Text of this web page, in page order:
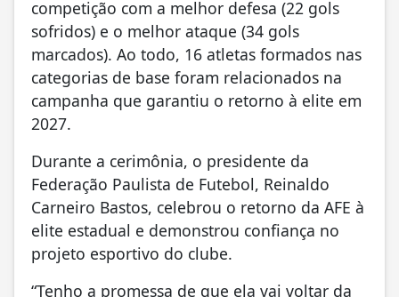
competição com a melhor defesa (22 gols
sofridos) e o melhor ataque (34 gols
marcados). Ao todo, 16 atletas formados nas
categorias de base foram relacionados na
campanha que garantiu o retorno à elite em
2027.
Durante a cerimônia, o presidente da
Federação Paulista de Futebol, Reinaldo
Carneiro Bastos, celebrou o retorno da AFE à
elite estadual e demonstrou confiança no
projeto esportivo do clube.
“Tenho a promessa de que ela vai voltar da